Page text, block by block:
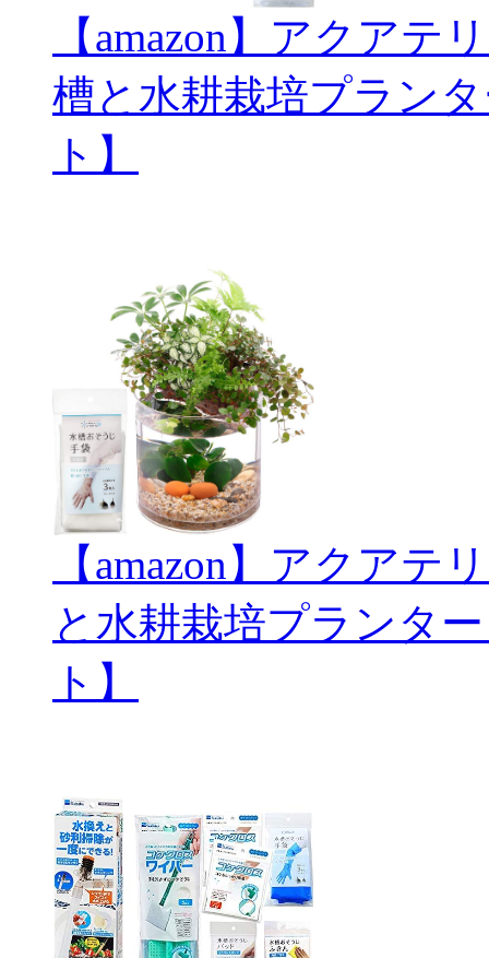
【amazon】アクアテ
槽と水耕栽培プラン
ト】
【amazon】アクアテ
と水耕栽培プランタ
ト】